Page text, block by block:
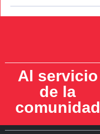
Al servicio
de la
comunidad